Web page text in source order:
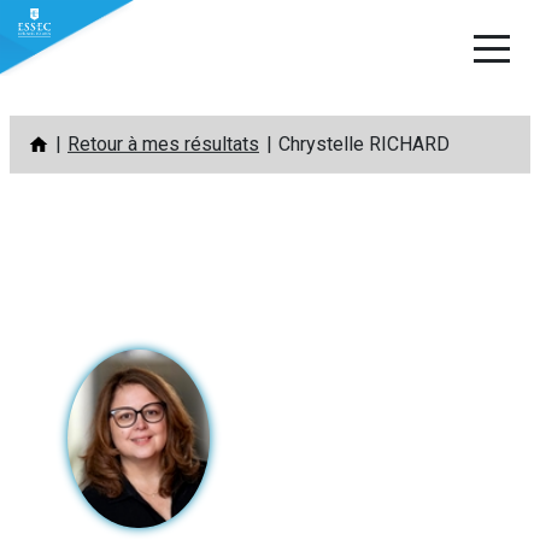
Aller
contenu
Retour à mes résultats Chrystelle RICHARD